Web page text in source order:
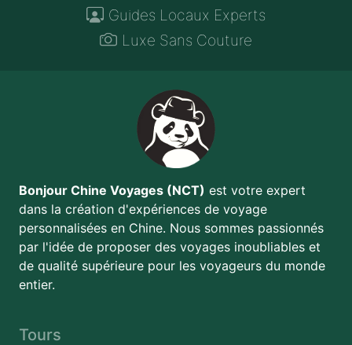
Guides Locaux Experts
Luxe Sans Couture
Bonjour Chine Voyages (NCT) est votre expert
dans la création d'expériences de voyage
personnalisées en Chine. Nous sommes passionnés
par l'idée de proposer des voyages inoubliables et
de qualité supérieure pour les voyageurs du monde
entier.
Tours